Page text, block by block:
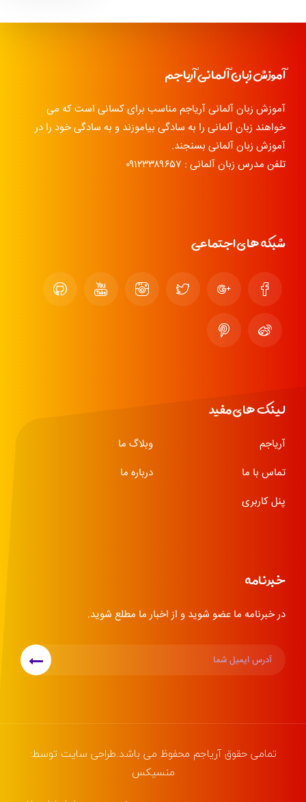
آموزش زبان آلمانی آریاجم
آموزش زبان آلمانی آریاجم مناسب برای کسانی است که می
خواهند زبان آلمانی را به سادگی بیاموزند و به سادگی خود را در
آموزش زبان آلمانی بسنجند.
تلفن مدرس زبان آلمانی : ۰۹۱۲۳۳۸۹۶۵۷
شبکه های اجتماعی
لینک های مفید
آریاجم
وبلاگ ما
تماس با ما
درباره ما
پنل کاربری
خبرنامه
در خبرنامه ما عضو شوید و از اخبار ما مطلع شوید.
تمامی حقوقآریاجم محفوظ می باشد.طراحی سایت توسط:
منسیکس